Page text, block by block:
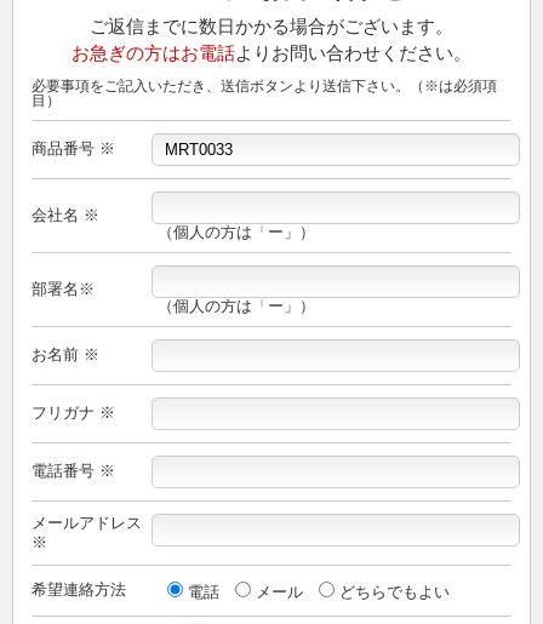
ご返信までに数日かかる場合がございます。
お急ぎの方はお電話よりお問い合わせください。
必要事項をご記入いただき、送信ボタンより送信下さい。（※は必須項
目）
商品番号 ※
会社名 ※
（個人の方は「ー」）
部署名※
（個人の方は「ー」）
お名前 ※
フリガナ ※
電話番号 ※
メールアドレス
※
希望連絡方法 電話 メール どちらでもよい